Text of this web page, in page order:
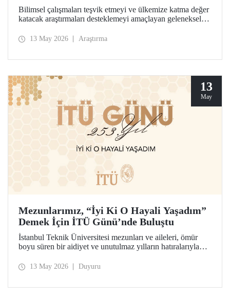
Bilimsel çalışmaları teşvik etmeyi ve ülkemize katma değer
katacak araştırmaları desteklemeyi amaçlayan geleneksel
isimler, Ayazağa Yerleşkemizdeki törende onurlandırıldı.
13 May 2026 Araştırma
13
May
Mezunlarımız, “İyi Ki O Hayali Yaşadım”
Demek İçin İTÜ Günü’nde Buluştu
İstanbul Teknik Üniversitesi mezunları ve aileleri, ömür
boyu süren bir aidiyet ve unutulmaz yılların hatıralarıyla
70 yıl ve ötesine uzanan kuşaklar, İTÜ’lü olabilme
13 May 2026 Duyuru